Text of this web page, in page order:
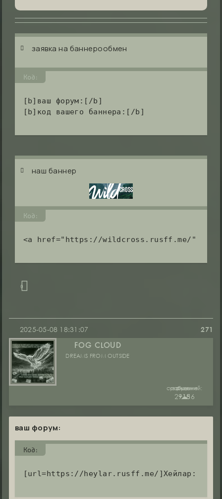
заявка на баннерообмен
Код:
[b]ваш форум:[/b]
наш баннер
Код:
<a href="https://wildcross.rusff.me/"
0
271
2025-05-08 18:31:07
FOG CLOUD
DREAMS FROM OUTSIDE
руны:
☁︎
сообщений:
29186
уважение:
+15
ваш форум:
Код:
[url=https://heylar.rusff.me/]Хейлар: